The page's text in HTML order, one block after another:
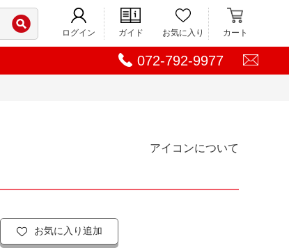
ログイン ガイド お気に入り カート
072-792-9977
アイコンについて
お気に入り追加